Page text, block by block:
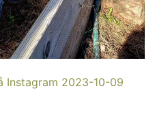
Instagram 2023-10-09